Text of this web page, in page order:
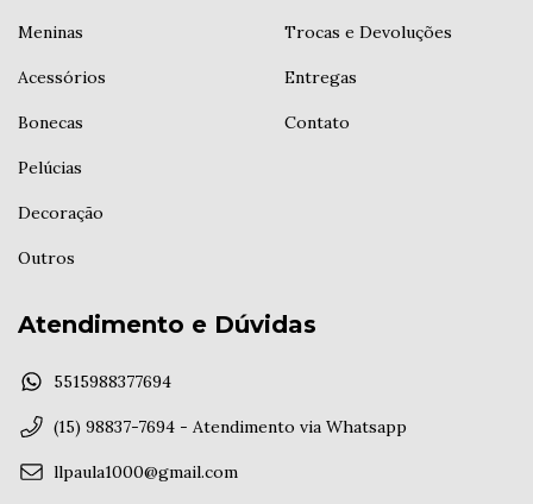
Meninas
Acessórios
Bonecas
Pelúcias
Decoração
Outros
Trocas e Devoluções
Entregas
Contato
Atendimento e Dúvidas
5515988377694
(15) 98837-7694 - Atendimento via Whatsapp
llpaula1000@gmail.com